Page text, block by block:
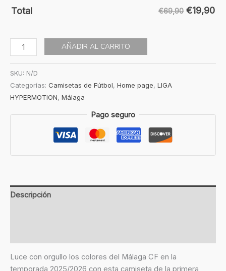
Total €69,90 €19,90
AÑADIR AL CARRITO
SKU: N/D
Categorías: Camisetas de Fútbol, Home page, LIGA
HYPERMOTION, Málaga
Pago seguro
Descripción
Luce con orgullo los colores del Málaga CF en la
temporada 2025/2026 con esta camiseta de la primera